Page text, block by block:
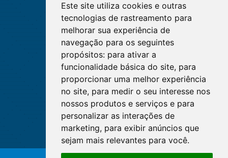
Este site utiliza cookies e outras
tecnologias de rastreamento para
melhorar sua experiência de
navegação para os seguintes
propósitos: para ativar a
funcionalidade básica do site, para
proporcionar uma melhor experiência
no site, para medir o seu interesse nos
nossos produtos e serviços e para
personalizar as interações de
marketing, para exibir anúncios que
sejam mais relevantes para você.